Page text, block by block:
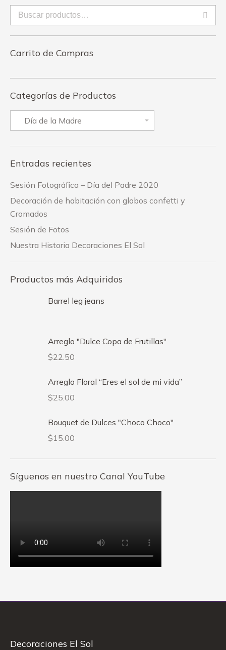
Carrito de Compras
Categorías de Productos
Entradas recientes
Sesión Fotográfica – Día del Padre 2020
Decoración de habitación con globos confetti y
Cromados
Sesión de Fotos
Nuestra Historia Decoraciones El Sol
Productos más Adquiridos
Barrel leg jeans
Arreglo "Dulce Copa de Frutillas"
$22.50
Arreglo Floral “Eres el sol de mi vida”
$25.00
Bouquet de Dulces "Choco Choco"
$15.00
Síguenos en nuestro Canal YouTube
Decoraciones El Sol